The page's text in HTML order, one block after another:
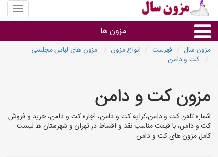
منوی
سایت
سال
مزون ها
استان ها
مزون سال فهرست انواع مزون
مزون های لباس مجلسی
کت و دامن
مزون کت و دامن
شماره تلفن کت و دامن،کرایه کت و دامن، اجاره کت و دامن، خرید و فروش
کت و دامن، با قیمت مناسب نقد و اقساط در تهران و شهرستان ها لیست
کامل مزون های کت و دامن